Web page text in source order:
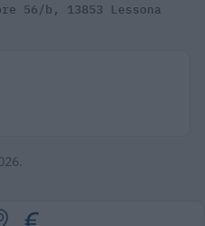
56/b, 13853 Lessona